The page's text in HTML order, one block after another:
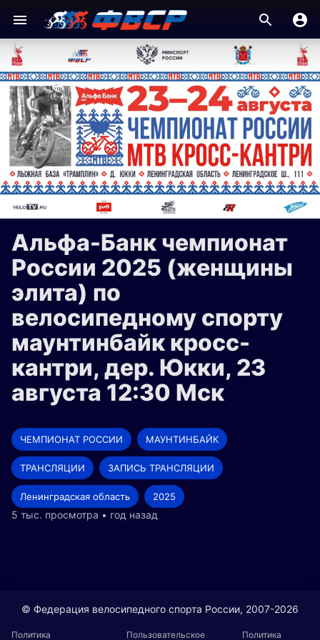
Альфа-Банк чемпионат
России 2025 (женщины
элита) по
велосипедному спорту
маунтинбайк кросс-
кантри, дер. Юкки, 23
августа 12:30 Мск
ЧЕМПИОНАТ РОССИИ МАУНТИНБАЙК
ТРАНСЛЯЦИИ ЗАПИСЬ ТРАНСЛЯЦИИ
Ленинградская область 2025
5 тыс. просмотра • год назад
© Федерация велосипедного спорта России, 2007-2026
Политика Пользовательское Политика